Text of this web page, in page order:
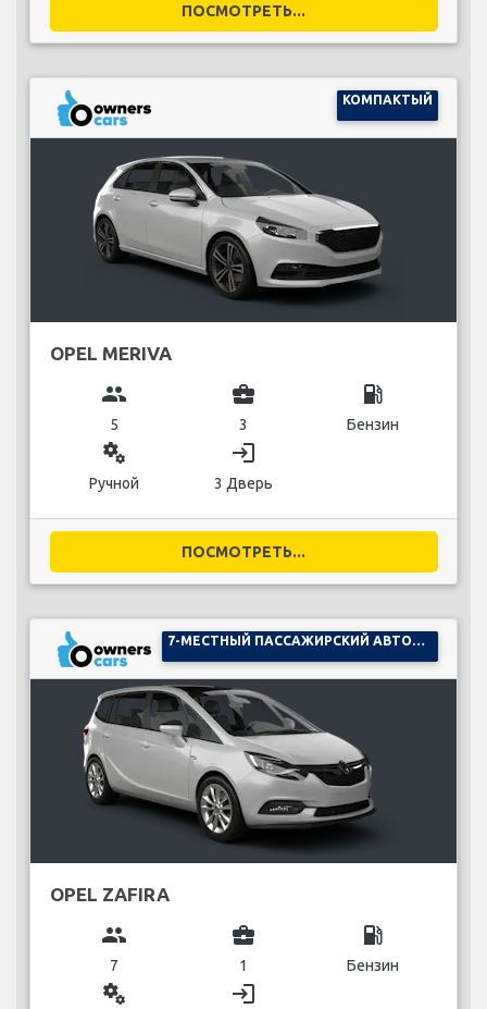
ПОСМОТРЕТЬ...
КОМПАКТЫЙ
OPEL MERIVA
group
5
business_center
3
local_gas_station
Бензин
miscellaneous_services
Ручной
login
3 Дверь
ПОСМОТРЕТЬ...
OPEL ZAFIRA
group
7
business_center
1
local_gas_station
Бензин
miscellaneous_services login